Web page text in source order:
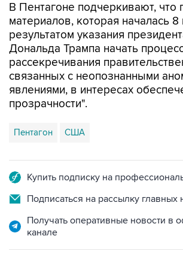
В Пентагоне подчеркивают, что
материалов, которая началась 8
результатом указания
Дональда Трампа начать
рассекречивания
связанных с неопознанными
явлениями, в интересах
прозрачности".
Пентагон США
Купить подписку на
Подписаться на рассылку главных
Получать оперативные новости в
канале